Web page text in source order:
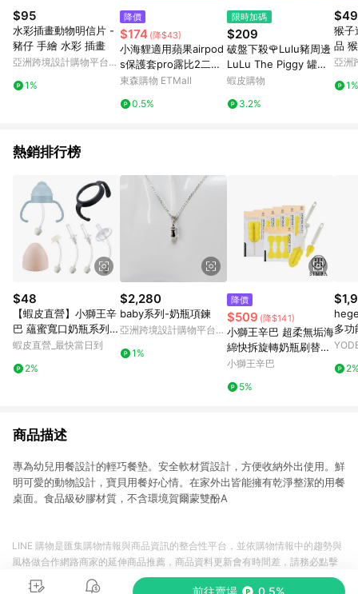
涼墊 / 同儕相處書單 / 旅遊商品 / 公益商品
$95
水彩插畫動物明信片 -
豬仔 手繪 水彩 插畫
亞洲跨境設計購物平台
1%
降價
$174 (降$43)
小海貍適用蘋果airpod
s保護套pro露比2二代
三代airpodspro無線藍
硅膠防摔可愛卡通
東森購物 ETMall
0.5%
限時加碼
$209
破盤下殺🌹Lulu豬周邊
LuLu The Piggy 罐頭
豬 軟萌絨毛公仔 療癒
生創意可愛卡通電
蝦皮購物
3.2%
猴子
品
兒童
亞洲
1%
熱銷排行榜
$48
【蝦皮直營】小獅王辛
巴 蘊蜜寬口奶瓶系列配
件 防滑把手 瓶蓋組 吸
習吸管 萬用蓋
蝦皮直營_最快當日到
2%
$2,280
baby系列-奶瓶項鍊
亞洲跨境設計購物平台
1%
降價
$509 (降$141)
小獅王辛巴 超柔無垢海
綿快拆旋轉奶瓶刷替換
組
小獅王辛巴
5%
多功
瓶-
商品描述
專為幼兒用餐設計的輕巧餐墊。安全軟材質設計，方便收納外出使用。鮮
明可愛的動物設計，寶貝用餐好心情。在家外出皆能擁有乾淨整潔的用餐
桌面。食品級矽膠材質，不含環境賀爾蒙雙酚A
前往賣場 0.5%
LINE 購物是匯集購物情報與商品資訊的整合性平台，並依購物情報中的趨勢與
風格做合作網路商家的延伸商品推薦，商品資料更新會有時間差，請務必點擊
商品至各合作網路商家，確認現售價與購物條件，一切資訊以合作廠商網頁為